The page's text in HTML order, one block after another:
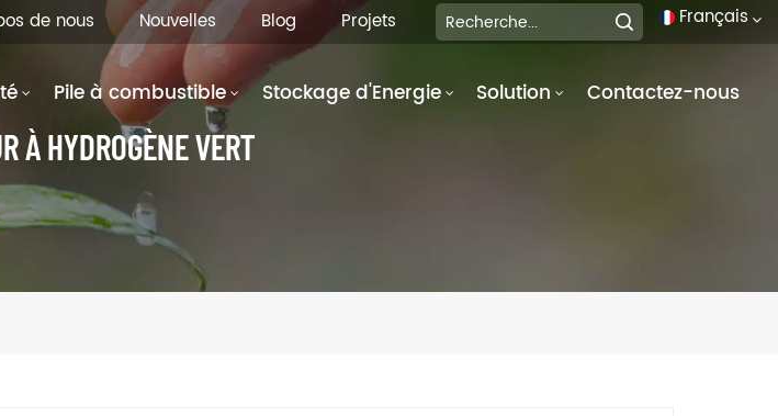
Français
de nous Nouvelles Blog Projets
Pile à combustible Stockage d'Energie Solution Contactez-nous
À HYDROGÈNE VERT